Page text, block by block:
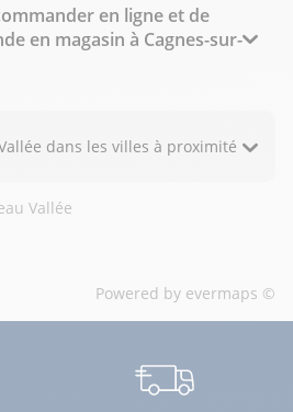
en ligne et de
en magasin à Cagnes-sur-
dans les villes à proximité
Vallée
Powered by evermaps ©